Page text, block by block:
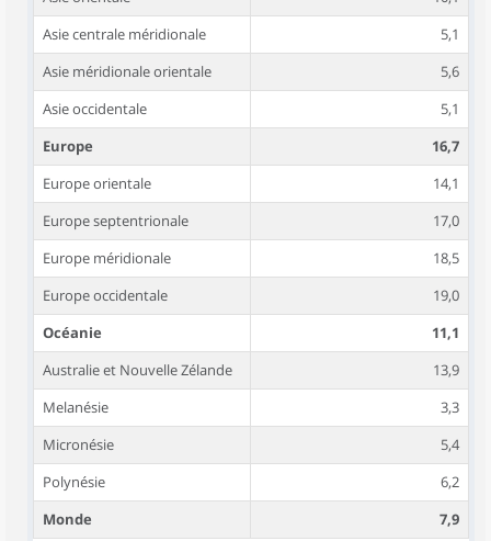
Asie centrale méridionale
5,1
Asie méridionale orientale
5,6
Asie occidentale
5,1
Europe
16,7
Europe orientale
14,1
Europe septentrionale
17,0
Europe méridionale
18,5
Europe occidentale
19,0
Océanie
11,1
Australie et Nouvelle Zélande
13,9
Melanésie
3,3
Micronésie
5,4
Polynésie
6,2
Monde
7,9